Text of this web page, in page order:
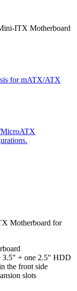
ITX Motherboard
for mATX/ATX
MicroATX
Motherboard for
3.5" + one 2.5" HDD
the front side
slots